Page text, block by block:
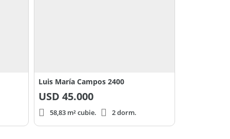
Luis María Campos 2400
USD 45.000
58,83 m² cubie. 2 dorm.